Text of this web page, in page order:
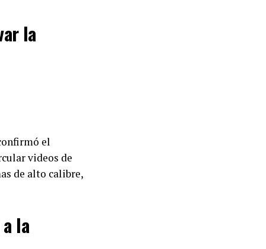
la
el
videos de
de alto calibre,
la